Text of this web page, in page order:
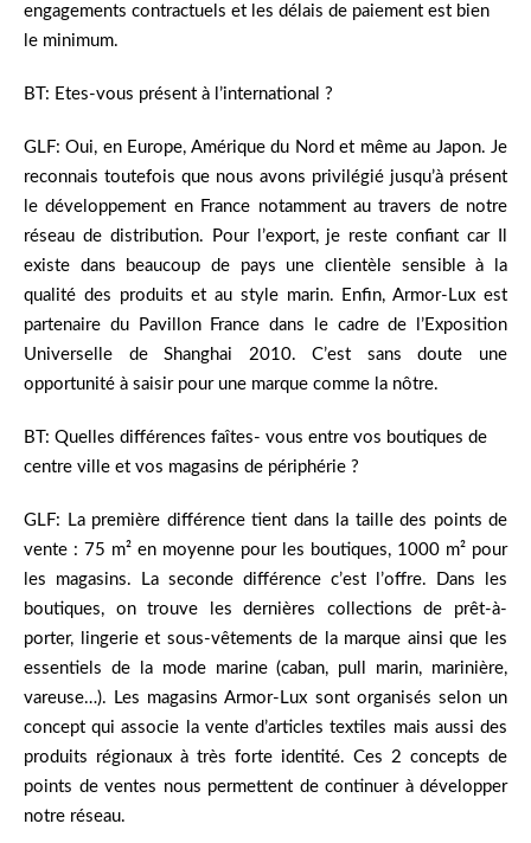
engagements contractuels et les délais de paiement est bien
le minimum.
BT: Etes-vous présent à l’international ?
GLF: Oui, en Europe, Amérique du Nord et même au Japon. Je
reconnais toutefois que nous avons privilégié jusqu’à présent
le développement en France notamment au travers de notre
réseau de distribution. Pour l’export, je reste confiant car Il
existe dans beaucoup de pays une clientèle sensible à la
qualité des produits et au style marin. Enfin, Armor-Lux est
partenaire du Pavillon France dans le cadre de l’Exposition
Universelle de Shanghai 2010. C’est sans doute une
opportunité à saisir pour une marque comme la nôtre.
BT: Quelles différences faîtes- vous entre vos boutiques de
centre ville et vos magasins de périphérie ?
GLF: La première différence tient dans la taille des points de
vente : 75 m² en moyenne pour les boutiques, 1000 m² pour
les magasins. La seconde différence c’est l’offre. Dans les
boutiques, on trouve les dernières collections de prêt-à-
porter, lingerie et sous-vêtements de la marque ainsi que les
essentiels de la mode marine (caban, pull marin, marinière,
vareuse…). Les magasins Armor-Lux sont organisés selon un
concept qui associe la vente d’articles textiles mais aussi des
produits régionaux à très forte identité. Ces 2 concepts de
points de ventes nous permettent de continuer à développer
notre réseau.